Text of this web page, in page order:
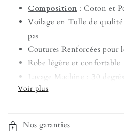
Composition : Coton et
Voilage en Tulle de
pas
Coutures Renforcées pour
Robe légère et confortable
Lavage Machine : 30 degrés
Introuvable en Magasin
Nos garanties